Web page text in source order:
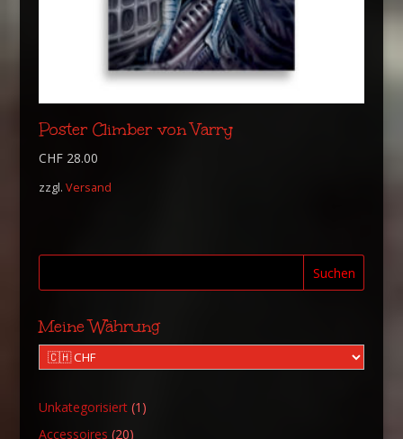
Poster Climber von Varry
CHF28.00
zzgl. Versand
Suchen
Meine Währung
Unkategorisiert 1 1
Accessoires 2020